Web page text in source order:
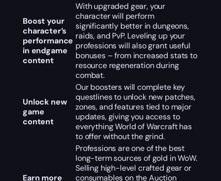
Boost your
character’s
performance
in endgame
content
With upgraded gear, your
character will perform
significantly better in dungeons,
raids, and PvP. Leveling up your
professions will also grant useful
bonuses – from increased stats to
resource regeneration during
combat.
Unlock new
game
content
Our boosters will complete key
questlines to unlock new patches,
zones, and features tied to major
updates, giving you access to
everything World of Warcraft has
to offer without the grind.
Earn more
Professions are one of the best
long-term sources of gold in WoW.
Selling high-level crafted gear or
consumables on the Auction